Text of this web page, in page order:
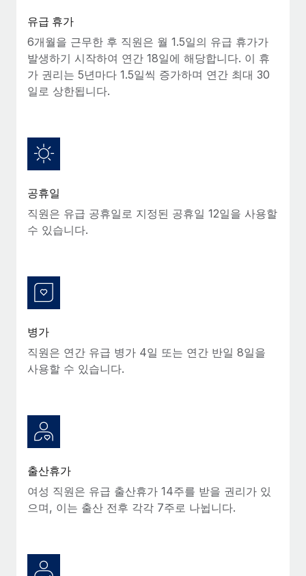
Compliance Watchtower
기기 관리
전 세계 IT 장비 제공 및 추적 관리
글로벌 인재 이동 및 전근
직원 해외 이전을 간편하게 처리
손쉬운 직원 복리후생 관리
글로벌 급여
EOR 및 PEO
세금
블로그 둘러보기
블로그
Remote의 사명은 모든 규모의 기업이 전 세계 어디서든 업무에 가
장 적합 사람을 찾아 채용 및 관리하고 급여를 지급하도록 돕는 것
자세히 알아보기
비디오 콘텐츠를 활용한 마케팅이 계속해서 인기를 끌면서, 기업들
에게는 흥미롭고 전문적인 비디오 제작이 어느 때보다 중요해졌습
자세히 알아보기
유급 휴가
6개월을 근무한 후 직원은 월 1.5일의 유급 휴가가
발생하기 시작하여 연간 18일에 해당합니다. 이 휴
가 권리는 5년마다 1.5일씩 증가하며 연간 최대 30
일로 상한됩니다.
공휴일
직원은 유급 공휴일로 지정된 공휴일 12일을 사용할
수 있습니다.
병가
직원은 연간 유급 병가 4일 또는 연간 반일 8일을
사용할 수 있습니다.
출산휴가
여성 직원은 유급 출산휴가 14주를 받을 권리가 있
으며, 이는 출산 전후 각각 7주로 나뉩니다.